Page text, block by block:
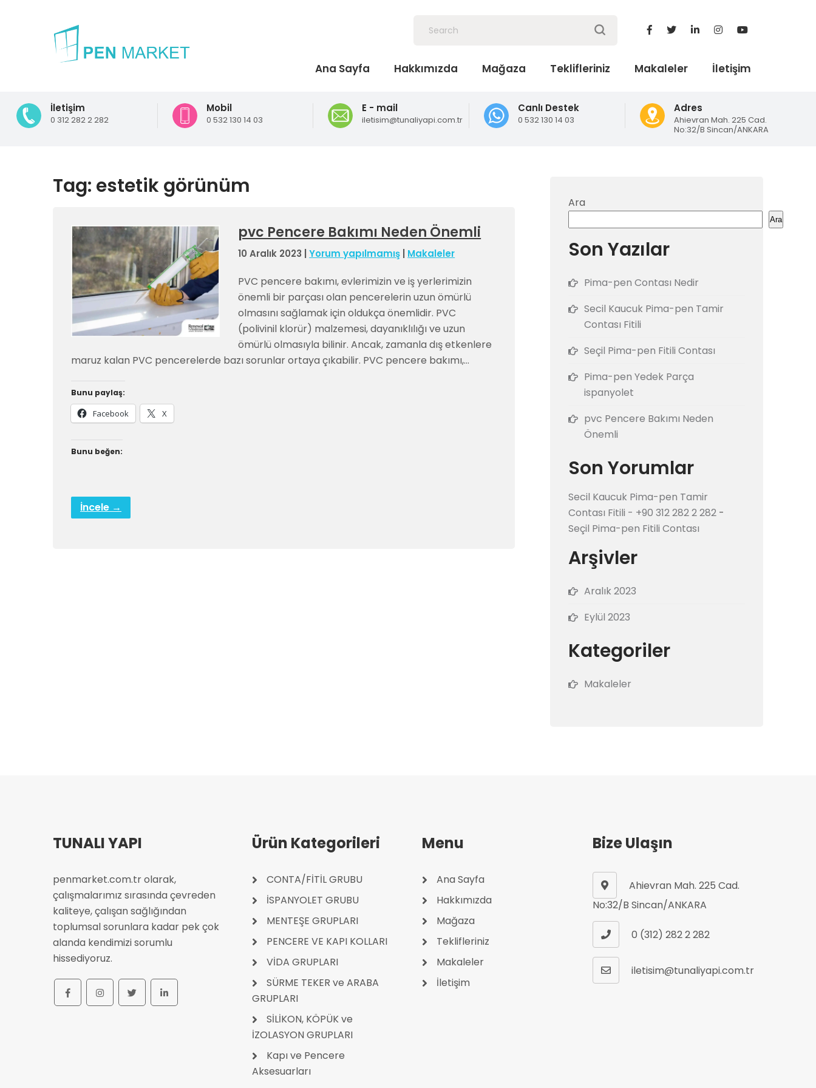
Ana Sayfa Hakkımızda Mağaza Teklifleriniz Makaleler İletişim
İletişim
0 312 282 2 282
Mobil
0 532 130 14 03
E - mail
iletisim@tunaliyapi.com.tr
Canlı Destek
0 532 130 14 03
Adres
Ahievran Mah. 225 Cad.
No:32/B Sincan/ANKARA
Tag: estetik görünüm
pvc Pencere Bakımı Neden Önemli
10 Aralık 2023 |Yorum yapılmamış Makaleler
PVC pencere bakımı, evlerimizin ve iş yerlerimizin
önemli bir parçası olan pencerelerin uzun ömürlü
olmasını sağlamak için oldukça önemlidir. PVC
(polivinil klorür) malzemesi, dayanıklılığı ve uzun
ömürlü olmasıyla bilinir. Ancak, zamanla dış etkenlere
maruz kalan PVC pencerelerde bazı sorunlar ortaya çıkabilir. PVC pencere bakımı,…
Bunu paylaş:
Facebook X
Bunu beğen:
İncele →
Ara
Ara
Son Yazılar
Pima-pen Contası Nedir
Secil Kaucuk Pima-pen Tamir
Contası Fitili
Seçil Pima-pen Fitili Contası
Pima-pen Yedek Parça
ispanyolet
pvc Pencere Bakımı Neden
Önemli
Son Yorumlar
Secil Kaucuk Pima-pen Tamir
Contası Fitili - +90 312 282 2 282 -
Seçil Pima-pen Fitili Contası
Arşivler
Aralık 2023
Eylül 2023
Kategoriler
Makaleler
TUNALI YAPI
penmarket.com.tr olarak,
çalışmalarımız sırasında çevreden
kaliteye, çalışan sağlığından
toplumsal sorunlara kadar pek çok
alanda kendimizi sorumlu
hissediyoruz.
Ürün Kategorileri
CONTA/FİTİL GRUBU
İSPANYOLET GRUBU
MENTEŞE GRUPLARI
PENCERE VE KAPI KOLLARI
VİDA GRUPLARI
SÜRME TEKER ve ARABA
GRUPLARI
SİLİKON, KÖPÜK ve
İZOLASYON GRUPLARI
Kapı ve Pencere
Aksesuarları
Menu
Ana Sayfa
Hakkımızda
Mağaza
Teklifleriniz
Makaleler
İletişim
Bize Ulaşın
Ahievran Mah. 225 Cad.
No:32/B Sincan/ANKARA
0 (312) 282 2 282
iletisim@tunaliyapi.com.tr